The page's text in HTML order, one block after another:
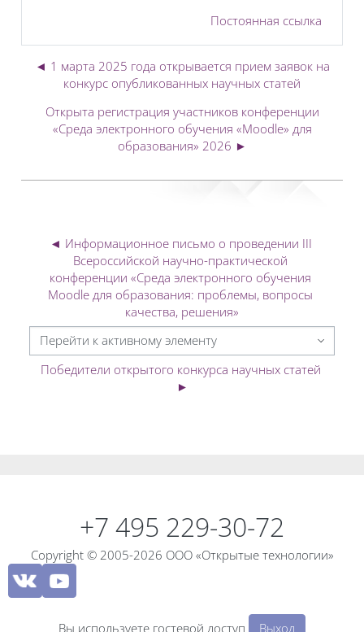
Постоянная ссылка
◄ 1 марта 2025 года открывается прием заявок на
конкурс опубликованных научных статей
Открыта регистрация участников конференции
«Среда электронного обучения «Moodle» для
образования» 2026 ►
◄ Информационное письмо о проведении III
Всероссийской научно-практической
конференции «Среда электронного обучения
Moodle для образования: проблемы, вопросы
качества, решения»
Перейти к активному элементу
Победители открытого конкурса научных статей
►
+7 495 229-30-72
Copyright © 2005-2026 ООО «Открытые технологии»
Вы используете гостевой доступ Выход